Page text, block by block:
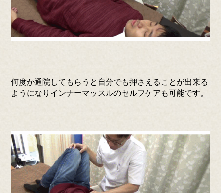
何度か通院してもらうと自分でも押さえることが出来る
ようになりインナーマッスルのセルフケアも可能です。